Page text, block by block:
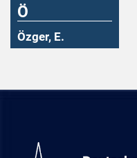
Ö
Özger, E.